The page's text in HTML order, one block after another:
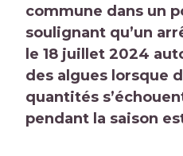
commune dans un
soulignant qu’un
le 18 juillet 2024
des algues lorsque
quantités
pendant la saison